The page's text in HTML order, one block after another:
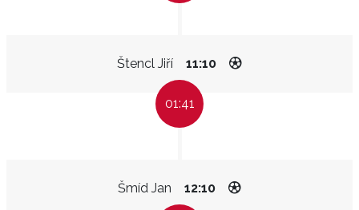
Štencl Jiří 11:10
01:41
Šmíd Jan 12:10